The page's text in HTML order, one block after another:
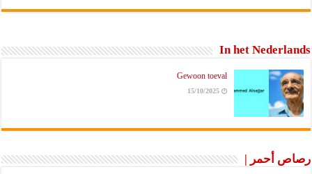
In het Nederlands
Gewoon toeval
15/10/2025
رصاص أحمر |